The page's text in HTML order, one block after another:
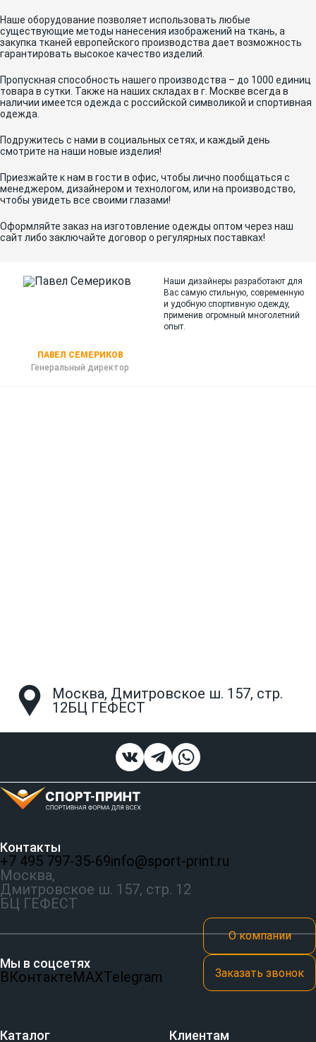
Наше оборудование позволяет использовать любые
существующие методы нанесения изображений на ткань, а
закупка тканей европейского производства дает возможность
гарантировать высокое качество изделий.
Пропускная способность нашего производства – до 1000 единиц
товара в сутки. Также на наших складах в г. Москве всегда в
наличии имеется одежда с российской символикой и спортивная
одежда.
Подружитесь с нами в социальных сетях, и каждый день
смотрите на наши новые изделия!
Приезжайте к нам в гости в офис, чтобы лично пообщаться с
менеджером, дизайнером и технологом, или на производство,
чтобы увидеть все своими глазами!
Оформляйте заказ на изготовление одежды оптом через наш
сайт либо заключайте договор о регулярных поставках!
ПАВЕЛ СЕМЕРИКОВ
Генеральный директор
Наши дизайнеры разработают для
Вас самую стильную, современную
и удобную спортивную одежду,
применив огромный многолетний
опыт.
Москва, Дмитровское ш. 157, стр.
12БЦ ГЕФЕСТ
Контакты
+7 495 797‑35-69info@sport-print.ru
Москва,
Дмитровское ш. 157, стр. 12
БЦ ГЕФЕСТ
Мы в соцсетях
ВКонтактеMAXTelegram
О компании
Заказать звонок
Каталог Клиентам